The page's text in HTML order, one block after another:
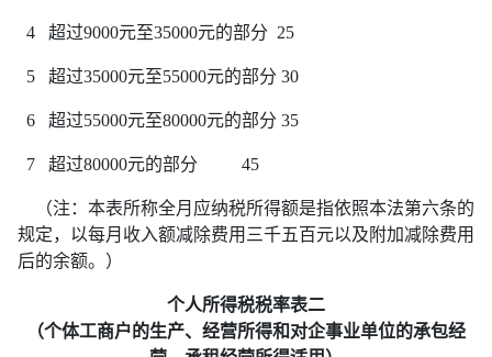
4 超过9000元至35000元的部分 25
5 超过35000元至55000元的部分 30
6 超过55000元至80000元的部分 35
7 超过80000元的部分 45
（注：本表所称全月应纳税所得额是指依照本法第六条的
规定，以每月收入额减除费用三千五百元以及附加减除费用
后的余额。）
个人所得税税率表二
（个体工商户的生产、经营所得和对企事业单位的承包经